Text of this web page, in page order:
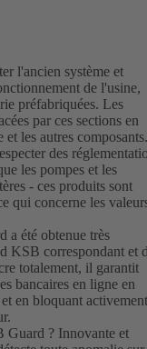
l'ancien système et
de l'usine,
préfabriquées. Les
par ces sections en
les autres composants.
des
les pompes et les
- ces produits sont
qui concerne les
a été obtenue très
KSB correspondant et
totalement, il garantit
bancaires en ligne en
en bloquant activement
Guard ? Innovante et